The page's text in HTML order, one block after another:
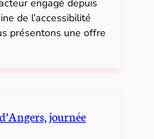
engagé depuis
de l’accessibilité
présentons une offre
journée